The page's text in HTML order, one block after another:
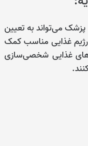
می‌تواند به تعیین
غذایی مناسب کمک
غذایی شخصی‌سازی